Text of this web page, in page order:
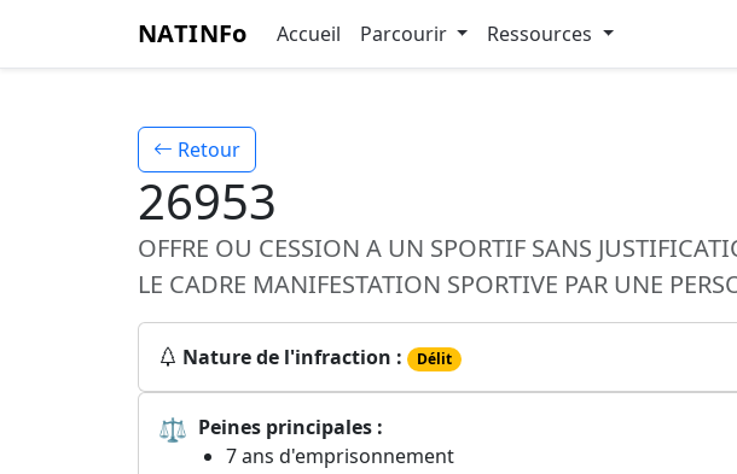
NATINFo Accueil Parcourir Ressources
Retour
26953
OFFRE OU CESSION A UN SPORTIF SANS
LE CADRE MANIFESTATION SPORTIVE PAR UNE
Nature de l'infraction : Délit
⚖ Peines principales :
7 ans d'emprisonnement